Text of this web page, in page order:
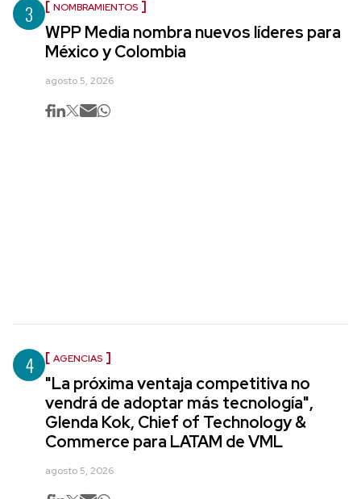
3 NOMBRAMIENTOS
WPP Media nombra nuevos líderes para
México y Colombia
agosto 5, 2026
4 AGENCIAS
"La próxima ventaja competitiva no
vendrá de adoptar más tecnología",
Glenda Kok, Chief of Technology &
Commerce para LATAM de VML
agosto 5, 2026